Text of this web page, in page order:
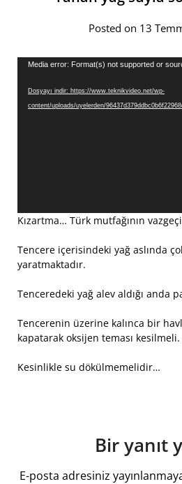
Posted on 13
Video
Media error: Format(s) not supported or
Dosyayı indir: https://www.teknikvideo.net/wp-
content/uploads/uyelerden/
Kızartma… Türk mutfağının
Tencere içerisindeki yağ aslında
yaratmaktadır.
Tenceredeki yağ alev aldığı anda
Tencerenin üzerine kalınca bir
kapatarak oksijen teması kesilmeli.
Kesinlikle su dökülmemelidir…
Bir yanıt
E-posta adresiniz